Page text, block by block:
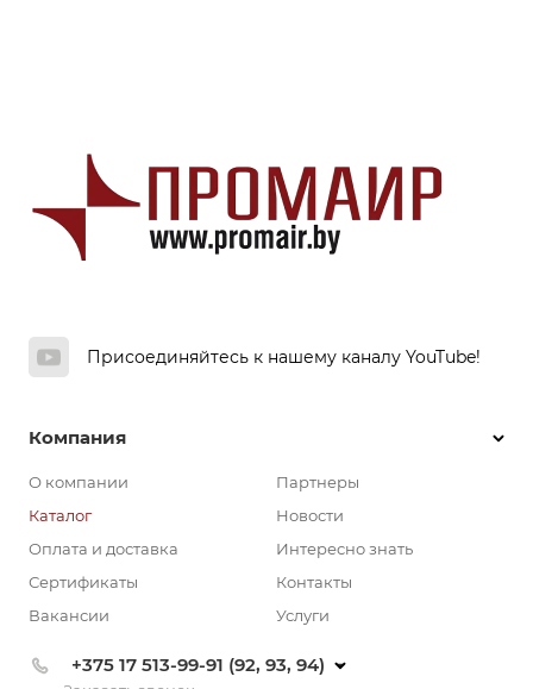
Присоединяйтесь к нашему каналу YouTube!
Компания
О компании
Каталог
Оплата и доставка
Сертификаты
Вакансии
Партнеры
Новости
Интересно знать
Контакты
Услуги
+375 17 513-99-91 (92, 93, 94)